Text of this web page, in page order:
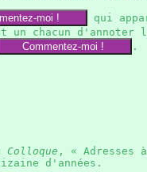
moi !
qui
un chacun
Commentez-moi ! .
Colloque , « Adresses
d'années.